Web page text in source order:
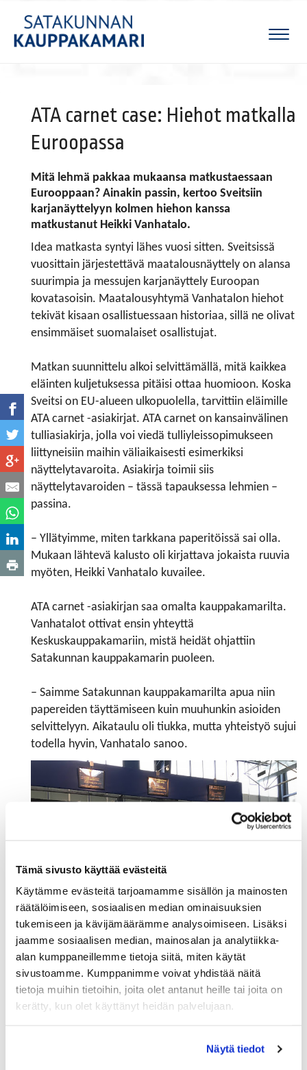
Tämä sivusto käyttää evästeitä
Käytämme evästeitä tarjoamamme sisällön ja mainosten
räätälöimiseen, sosiaalisen median ominaisuuksien
tukemiseen ja kävijämäärämme analysoimiseen. Lisäksi
jaamme sosiaalisen median, mainosalan ja analytiikka-
alan kumppaneillemme tietoja siitä, miten käytät
sivustoamme. Kumppanimme voivat yhdistää näitä
tietoja muihin tietoihin, joita olet antanut heille tai joita on
kerätty, kun olet käyttänyt heidän palvelujaan.
Näytä tiedot
ATA carnet case: Hiehot matkalla
Euroopassa
Mitä lehmä pakkaa mukaansa matkustaessaan
Eurooppaan? Ainakin passin, kertoo Sveitsiin
karjanäyttelyyn kolmen hiehon kanssa
matkustanut Heikki Vanhatalo. ​​​​​​​
Idea matkasta syntyi lähes vuosi sitten. Sveitsissä
vuosittain järjestettävä maatalousnäyttely on alansa
suurimpia ja messujen karjanäyttely Euroopan
kovatasoisin. Maatalousyhtymä Vanhatalon hiehot
tekivät kisaan osallistuessaan historiaa, sillä ne olivat
ensimmäiset suomalaiset osallistujat.
Matkan suunnittelu alkoi selvittämällä, mitä kaikkea
eläinten kuljetuksessa pitäisi ottaa huomioon. Koska
Sveitsi on EU-alueen ulkopuolella, tarvittiin eläimille
ATA carnet -asiakirjat. ATA carnet on kansainvälinen
tulliasiakirja, jolla voi viedä tulliyleissopimukseen
liittyneisiin maihin väliaikaisesti esimerkiksi
näyttelytavaroita. Asiakirja toimii siis
näyttelytavaroiden – tässä tapauksessa lehmien –
passina.
– Yllätyimme, miten tarkkana paperitöissä sai olla.
Mukaan lähtevä kalusto oli kirjattava jokaista ruuvia
myöten, Heikki Vanhatalo kuvailee.
ATA carnet -asiakirjan saa omalta kauppakamarilta.
Vanhatalot ottivat ensin yhteyttä
Keskuskauppakamariin, mistä heidät ohjattiin
Satakunnan kauppakamarin puoleen.
– Saimme Satakunnan kauppakamarilta apua niin
papereiden täyttämiseen kuin muuhunkin asioiden
selvittelyyn. Aikataulu oli tiukka, mutta yhteistyö sujui
todella hyvin, Vanhatalo sanoo.
Itse matka Sveitsiin oli menestys. Pitkä matka
eläinten kanssa vaati paljon etukäteisvalmisteluja, ja
esimerkiksi sopivan karanteenin löytyminen
ympärillä auttoivat pitämään hiehot rauhallisina.